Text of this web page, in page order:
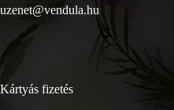
uzenet@vendula.hu
Kártyás fizetés